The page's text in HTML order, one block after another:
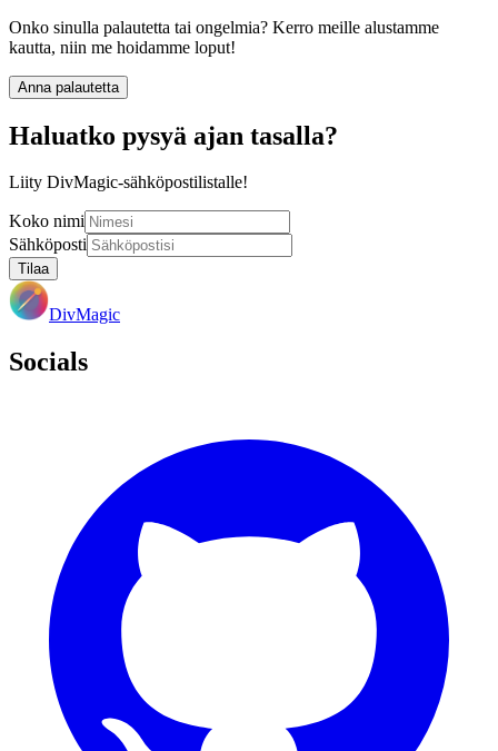
Onko sinulla palautetta tai ongelmia? Kerro meille alustamme
kautta, niin me hoidamme loput!
Anna palautetta
Haluatko pysyä ajan tasalla?
Liity DivMagic-sähköpostilistalle!
Koko nimi
Sähköposti
Tilaa
DivMagic
Socials